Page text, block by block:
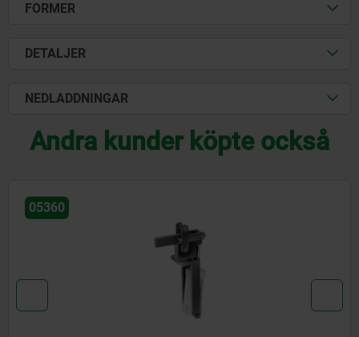
FORMER
DETALJER
NEDLADDNINGAR
Andra kunder köpte också